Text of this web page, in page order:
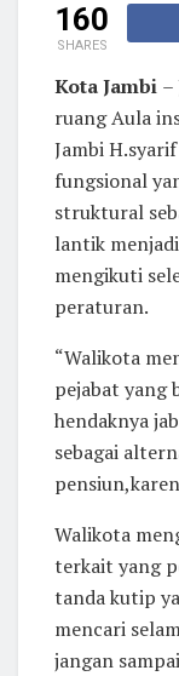
160
SHARES
Kota Jambi –
ruang Aula
Jambi
fungsional
struktural
lantik
mengikuti
peraturan.
“Walikota
pejabat yang
hendaknya
sebagai
Walikota
terkait yang
tanda kutip
mencari
jangan